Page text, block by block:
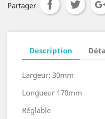
Partager
Description
Largeur: 30mm
Longueur 170mm
Réglable